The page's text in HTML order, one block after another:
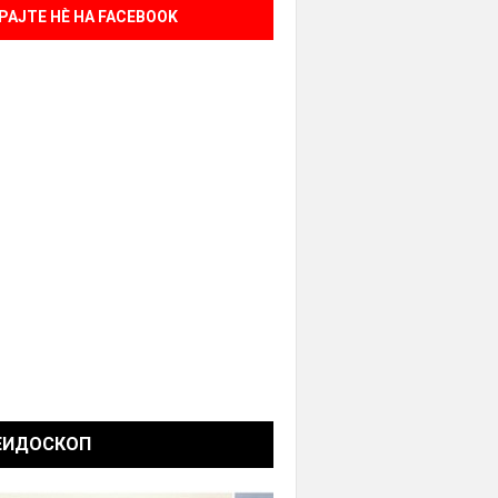
НÈ НА FACEBOOK